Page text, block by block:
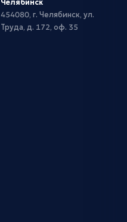
Челябинск
454080, г. Челябинск, ул.
Труда, д. 172, оф. 35